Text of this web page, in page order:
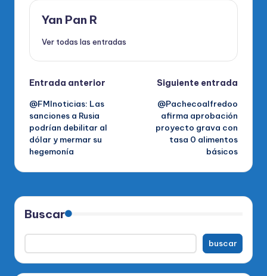
Yan Pan R
Ver todas las entradas
Navegación
de
entradas
Entrada anterior
@FMInoticias: Las
sanciones a Rusia
podrían debilitar al
dólar y mermar su
hegemonía
Siguiente entrada
@Pachecoalfredoo
afirma aprobación
proyecto grava con
tasa 0 alimentos
básicos
Buscar
buscar